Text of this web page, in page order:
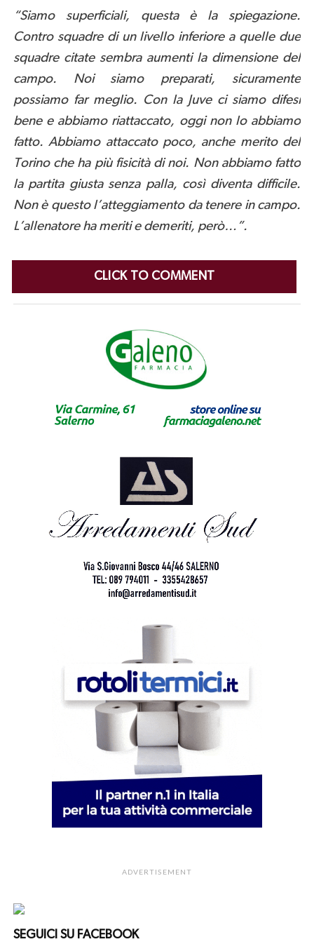
“Siamo superficiali, questa è la spiegazione.
Contro squadre di un livello inferiore a quelle due
squadre citate sembra aumenti la dimensione del
campo. Noi siamo preparati, sicuramente
possiamo far meglio. Con la Juve ci siamo difesi
bene e abbiamo riattaccato, oggi non lo abbiamo
fatto. Abbiamo attaccato poco, anche merito del
Torino che ha più fisicità di noi. Non abbiamo fatto
la partita giusta senza palla, così diventa difficile.
Non è questo l’atteggiamento da tenere in campo.
L’allenatore ha meriti e demeriti, però…”.
CLICK TO COMMENT
ADVERTISEMENT
SEGUICI SU FACEBOOK